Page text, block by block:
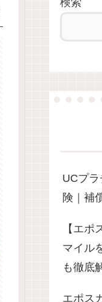
検索
UCプ
険｜補
【エ
マイル
も徹底
エポス